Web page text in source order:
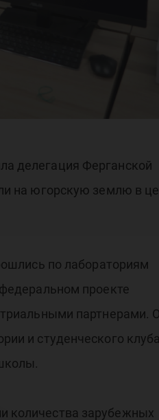
делегация Ферганской
на югорскую землю в
по лабораториям
проекте
партнерами.
и студенческого клуба
количества зарубежных